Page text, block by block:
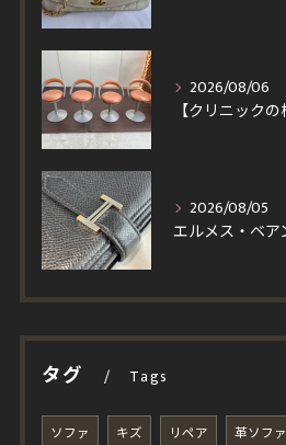
2026/08/06
2026/08/05
タグ Tags
ソファ キズ リペア 革ソファ